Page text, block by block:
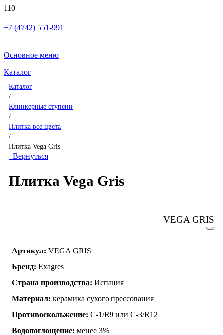
+7 (4742) 551-991
Основное меню
Каталог
Каталог
/
Клинкерные ступени
/
Плитка все цвета
/
Плитка Vega Gris
Вернуться
Плитка Vega Gris
VEGA GRIS
Артикул: VEGA GRIS
Бренд: Exagres
Страна производства: Испания
Материал: керамика сухого прессования
Противоскольжение: C-1/R9 или C-3/R12
Водопоглощение: менее 3%